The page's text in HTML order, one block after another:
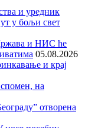
и уредник
у бољи свет
и НИС ће
05.08.2026
и крај
на
отворена